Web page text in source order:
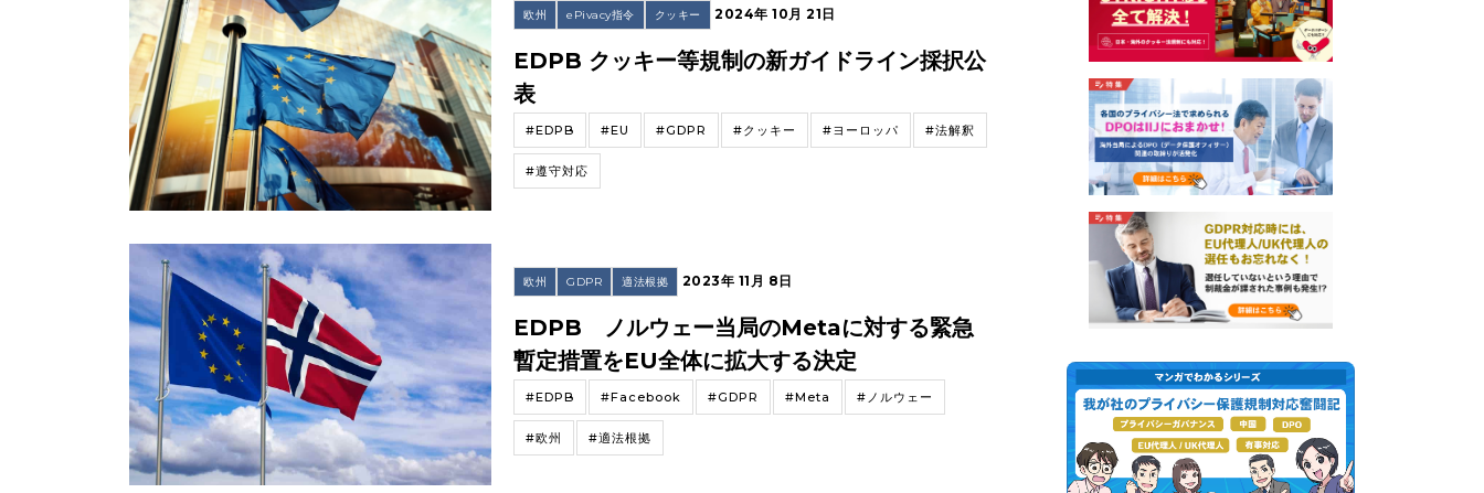
欧州 ePivacy指令 クッキー 2024年 10月 21日
EDPB クッキー等規制の新ガイドライン採択公
表
#EDPB #EU #GDPR #クッキー #ヨーロッパ #法解釈
#遵守対応
欧州 GDPR 適法根拠 2023年 11月 8日
EDPB ノルウェー当局のMetaに対する緊急
暫定措置をEU全体に拡大する決定
#EDPB #Facebook #GDPR #Meta #ノルウェー
#欧州 #適法根拠